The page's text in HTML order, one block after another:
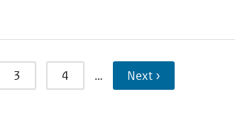
3 4 … Next ›